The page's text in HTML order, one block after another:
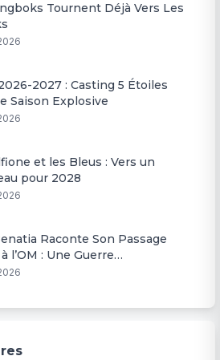
Tournent Déjà Vers Les
2027 : Casting 5 Étoiles
Saison Explosive
et les Bleus : Vers un
pour 2028
Raconte Son Passage
l’OM : Une Guerre